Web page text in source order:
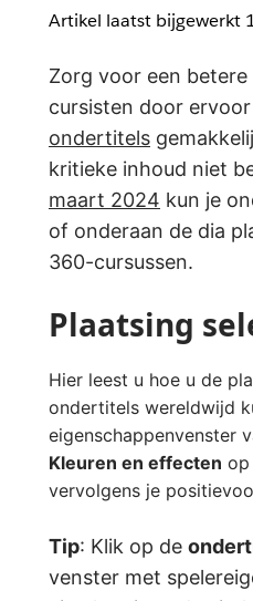
Artikel laatst bijgewerkt
Zorg voor een
cursisten door
ondertitels
kritieke inhoud niet
maart 2024 kun je
of onderaan de dia
360-cursussen.
Plaatsing
Hier leest u hoe u de
ondertitels wereldwijd
eigenschappenvenster
Kleuren en effecten op
vervolgens je
Tip: Klik op de
venster met